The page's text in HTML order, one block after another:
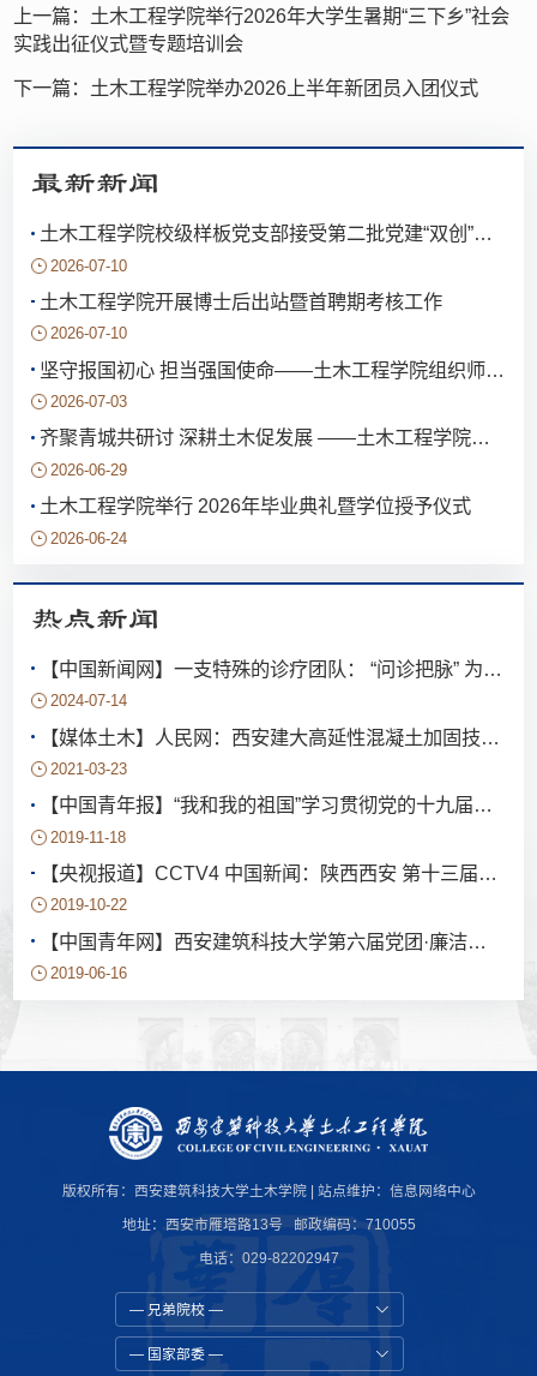
上一篇： 土木工程学院举行2026年大学生暑期“三下乡”社会
实践出征仪式暨专题培训会
下一篇： 土木工程学院举办2026上半年新团员入团仪式
最新新闻
土木工程学院校级样板党支部接受第二批党建“双创”评估验收
2026-07-10
土木工程学院开展博士后出站暨首聘期考核工作
2026-07-10
2026-07-03
齐聚青城共研讨 深耕土木促发展 ——土木工程学院参加第二十三届中国西部高校土木工程学院（系）院长（主任）工作研讨会
2026-06-29
土木工程学院举行 2026年毕业典礼暨学位授予仪式
2026-06-24
热点新闻
【中国新闻网】一支特殊的诊疗团队： “问诊把脉” 为古建筑注入“隐形钢筋”
2024-07-14
2021-03-23
【中国青年报】“我和我的祖国”学习贯彻党的十九届四中全会精神百姓宣讲团走进陕西
2019-11-18
【央视报道】CCTV4 中国新闻：陕西西安 第十三届全国大学生结构设计竞赛闭幕
2019-10-22
2019-06-16
版权所有：西安建筑科技大学土木学院 | 站点维护： 信息网络中心
地址：西安市雁塔路13号 邮政编码：710055
电话：029-82202947
— 兄弟院校 —
— 国家部委 —